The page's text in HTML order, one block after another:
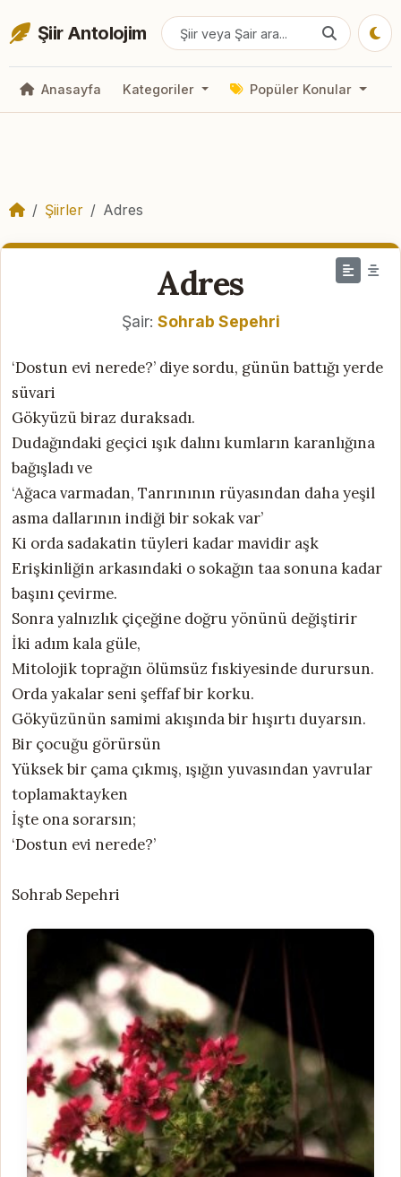
Şiir Antolojim
Anasayfa Kategoriler Popüler Konular
Şiirler Adres
Adres
Şair: Sohrab Sepehri
‘Dostun evi nerede?’ diye sordu, günün battığı yerde
süvari
Gökyüzü biraz duraksadı.
Dudağındaki geçici ışık dalını kumların karanlığına
bağışladı ve
‘Ağaca varmadan, Tanrınının rüyasından daha yeşil
asma dallarının indiği bir sokak var’
Ki orda sadakatin tüyleri kadar mavidir aşk
Erişkinliğin arkasındaki o sokağın taa sonuna kadar
başını çevirme.
Sonra yalnızlık çiçeğine doğru yönünü değiştirir
İki adım kala güle,
Mitolojik toprağın ölümsüz fıskiyesinde durursun.
Orda yakalar seni şeffaf bir korku.
Gökyüzünün samimi akışında bir hışırtı duyarsın.
Bir çocuğu görürsün
Yüksek bir çama çıkmış, ışığın yuvasından yavrular
toplamaktayken
İşte ona sorarsın;
‘Dostun evi nerede?’
Sohrab Sepehri